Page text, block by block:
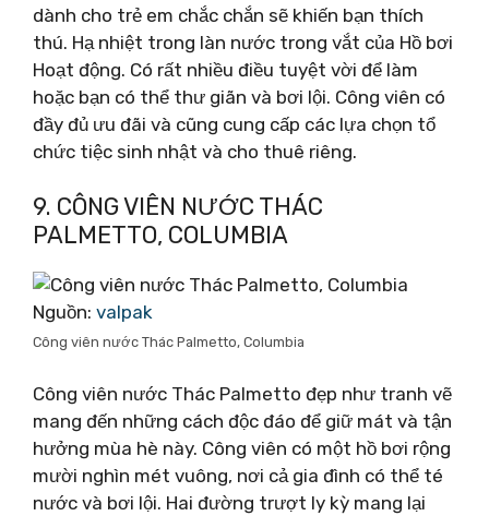
dành cho trẻ em chắc chắn sẽ khiến bạn thích
thú. Hạ nhiệt trong làn nước trong vắt của Hồ bơi
Hoạt động. Có rất nhiều điều tuyệt vời để làm
hoặc bạn có thể thư giãn và bơi lội. Công viên có
đầy đủ ưu đãi và cũng cung cấp các lựa chọn tổ
chức tiệc sinh nhật và cho thuê riêng.
9. CÔNG VIÊN NƯỚC THÁC
PALMETTO, COLUMBIA
Nguồn: valpak
Công viên nước Thác Palmetto, Columbia
Công viên nước Thác Palmetto đẹp như tranh vẽ
mang đến những cách độc đáo để giữ mát và tận
hưởng mùa hè này. Công viên có một hồ bơi rộng
mười nghìn mét vuông, nơi cả gia đình có thể té
nước và bơi lội. Hai đường trượt ly kỳ mang lại